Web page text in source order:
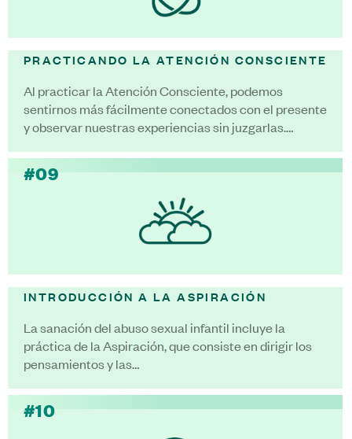
PRACTICANDO LA ATENCIÓN CONSCIENTE
Al practicar la Atención Consciente, podemos
sentirnos más fácilmente conectados con el presente
y observar nuestras experiencias sin juzgarlas.…
#09
INTRODUCCIÓN A LA ASPIRACIÓN
La sanación del abuso sexual infantil incluye la
práctica de la Aspiración, que consiste en dirigir los
pensamientos y las…
#10